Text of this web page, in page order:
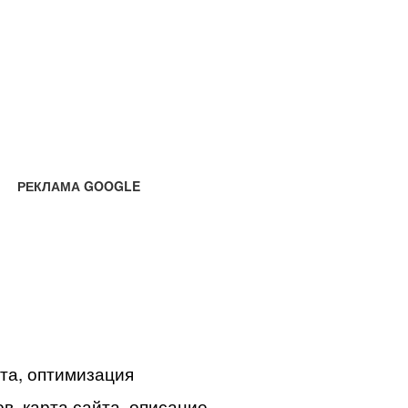
РЕКЛАМА GOOGLE
оптимизация